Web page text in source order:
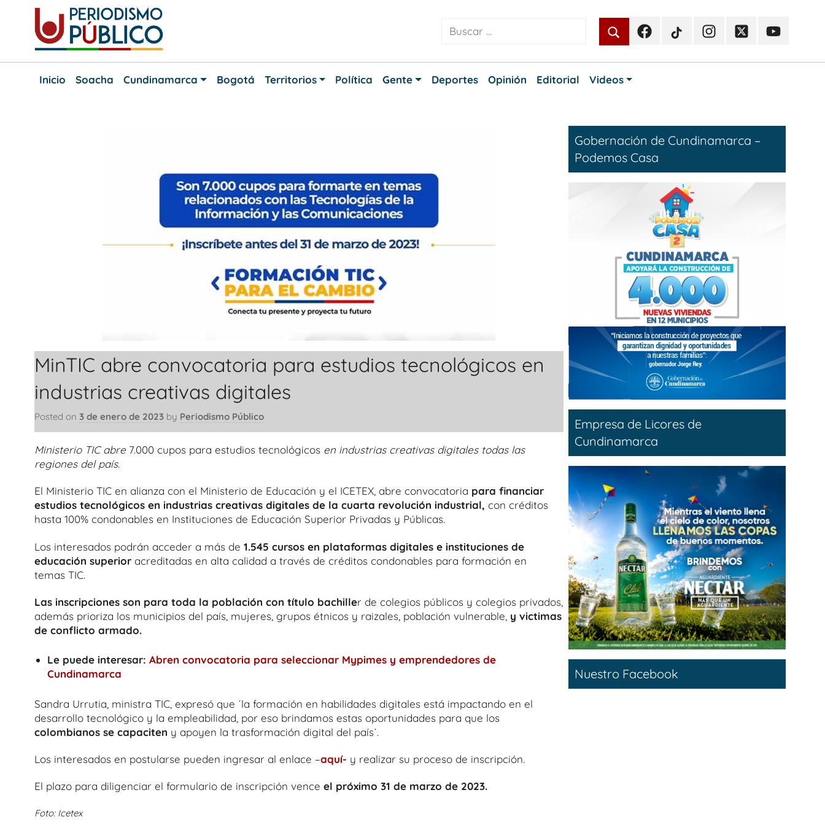
content
Periodismo
Noticias
FacebookTikTokInstagramTwitterYoutube
Inicio
Soacha Cundinamarca Bogotá Territorios Política Gente Deportes Opinión Editorial Videos
MinTIC abre convocatoria para estudios tecnológicos en
industrias creativas digitales
Posted on 3 de enero de 2023 by Periodismo Público
Ministerio TIC abre 7.000 cupos para estudios tecnológicos en industrias creativas digitales todas las
regiones del país.
El Ministerio TIC en alianza con el Ministerio de Educación y el ICETEX, abre convocatoria para financiar
estudios tecnológicos en industrias creativas digitales de la cuarta revolución industrial, con créditos
hasta 100% condonables en Instituciones de Educación Superior Privadas y Públicas.
Los interesados podrán acceder a más de 1.545 cursos en plataformas digitales e instituciones de
educación superior acreditadas en alta calidad a través de créditos condonables para formación en
temas TIC.
Las inscripciones son para toda la población con título bachiller de colegios públicos y colegios privados,
además prioriza los municipios del país, mujeres, grupos étnicos y raizales, población vulnerable, y victimas
de conflicto armado.
Le puede interesar:Abren convocatoria para seleccionar Mypimes y emprendedores de
Cundinamarca
Sandra Urrutia, ministra TIC, expresó que ´la formación en habilidades digitales está impactando en el
desarrollo tecnológico y la empleabilidad, por eso brindamos estas oportunidades para que los
colombianos se capaciten y apoyen la trasformación digital del país´.
Los interesados en postularse pueden ingresar al enlace –aquí- y realizar su proceso de inscripción.
El plazo para diligenciar el formulario de inscripción vence el próximo 31 de marzo de 2023.
Foto: Icetex
Gobernación de Cundinamarca –
Podemos Casa
Empresa de Licores de
Cundinamarca
Nuestro Facebook